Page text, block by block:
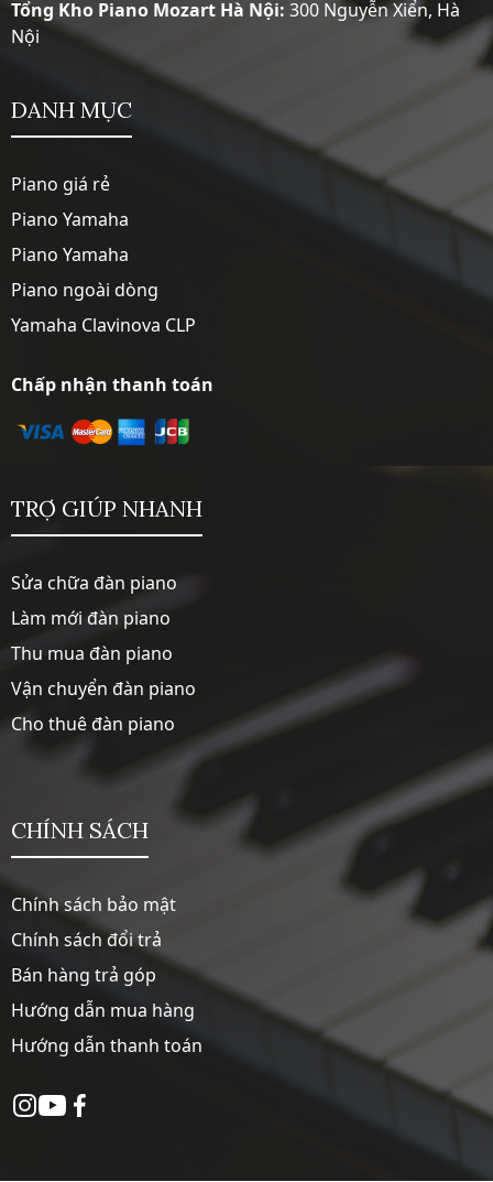
Tổng Kho Piano Mozart Hà Nội: 300 Nguyễn Xiển, Hà
Nội
DANH MỤC
Piano giá rẻ
Piano Yamaha
Piano Yamaha
Piano ngoài dòng
Yamaha Clavinova CLP
Chấp nhận thanh toán
TRỢ GIÚP NHANH
Sửa chữa đàn piano
Làm mới đàn piano
Thu mua đàn piano
Vận chuyển đàn piano
Cho thuê đàn piano
CHÍNH SÁCH
Chính sách bảo mật
Chính sách đổi trả
Bán hàng trả góp
Hướng dẫn mua hàng
Hướng dẫn thanh toán